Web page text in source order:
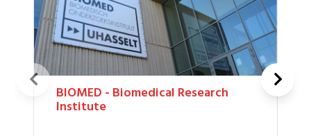
BIOMED - Biomedical Research
Institute